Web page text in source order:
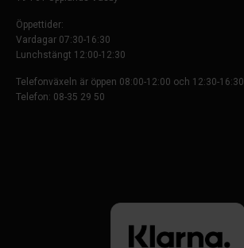
Öppettider:
Vardagar 07:30-16:30
Lunchstängt 12:00-12:30
Telefonväxeln är öppen 08:00-12:00 och 12:30-16:30
Telefon: 08-35 29 50